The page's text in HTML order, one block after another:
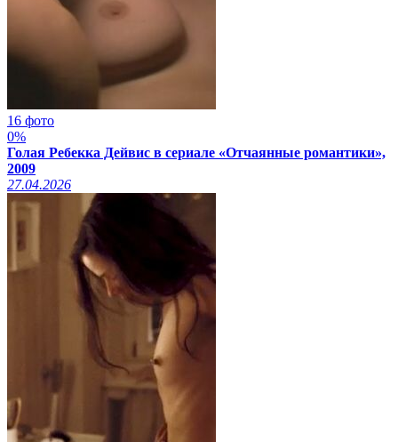
16 фото
0%
Голая Ребекка Дейвис в сериале «Отчаянные романтики»,
2009
27.04.2026